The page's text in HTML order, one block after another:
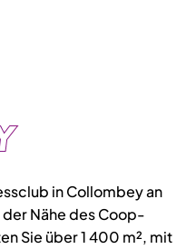
in Collombey an
der Nähe des Coop-
Sie über 1 400 m², mit